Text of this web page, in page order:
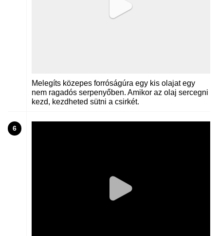
Melegíts közepes forróságúra egy kis olajat egy
nem ragadós serpenyőben. Amikor az olaj sercegni
kezd, kezdheted sütni a csirkét.
6